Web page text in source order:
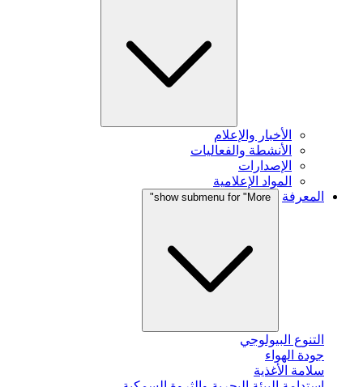
الأخبار والإعلام
الأنشطة والفعاليات
الإصدارات
المواد الإعلامية
المعرفة
show submenu for "More"
التنوع البيولوجي
جودة الهواء
سلامة الأغذية